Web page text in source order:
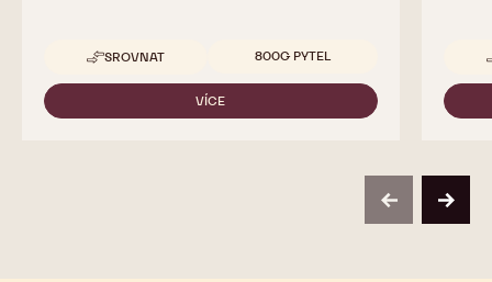
SROVNAT
-
NIBS
Dostupná balení
800G PYTEL
VÍCE
-
previousnext